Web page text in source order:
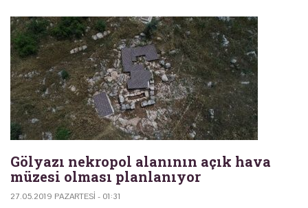
Gölyazı nekropol alanının açık hava
müzesi olması planlanıyor
27.05.2019 PAZARTESI - 01:31